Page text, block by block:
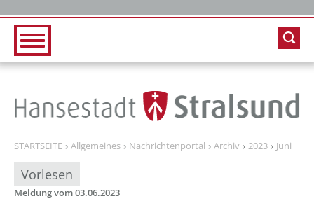
STARTSEITE Allgemeines Nachrichtenportal Archiv 2023 Juni
Vorlesen
Meldung vom 03.06.2023